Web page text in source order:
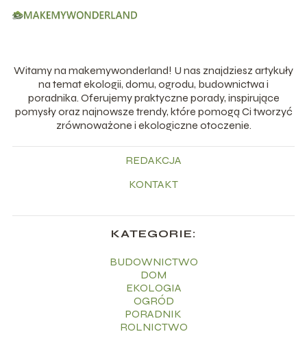
Witamy na makemywonderland! U nas znajdziesz artykuły
na temat ekologii, domu, ogrodu, budownictwa i
poradnika. Oferujemy praktyczne porady, inspirujące
pomysły oraz najnowsze trendy, które pomogą Ci tworzyć
zrównoważone i ekologiczne otoczenie.
REDAKCJA
KONTAKT
KATEGORIE:
BUDOWNICTWO
DOM
EKOLOGIA
OGRÓD
PORADNIK
ROLNICTWO